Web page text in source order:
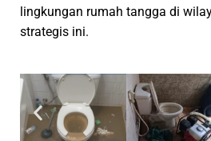
lingkungan rumah tangga di
strategis ini.